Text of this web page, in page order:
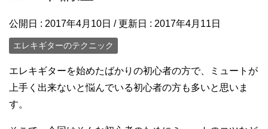
公開日 : 2017年4月10日 / 更新日 : 2017年4月11日
エレキギターのテクニック
エレキギターを始めたばかりの初心者の方で、ミュートが
上手く出来ないと悩んでいる初心者の方も多いと思いま
す。